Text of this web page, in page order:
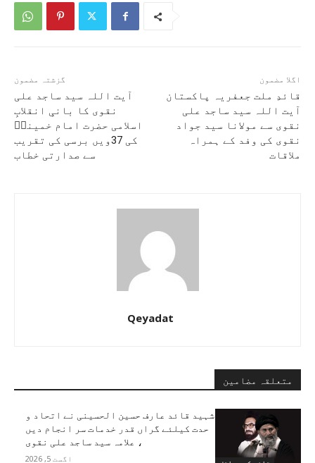
گزشتہ مضمون
آیت اللہ سید ساجد علی
نقوی کا بانیِ انقلابِ
اسلامی حضرت امام خمینیؒ
کی 37ویں برسی کی تقریب
سے صدارتی خطاب
اگلا مضمون
قائدِ ملت جعفریہ پاکستان
آیت اللہ سید ساجد علی
نقوی سے مولانا سید جواد
نقوی کی وفد کے ہمراہ
ملاقات
Qeyadat
متعلقہ مضامین
شہید قائد عارف حسین الحسینی نے اتحاد و
حدت کیلئے گراں قدر خدمات سر انجام دیں
، علامہ سید ساجد علی نقوی
اگست 5, 2026